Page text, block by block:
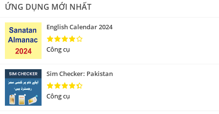
ỨNG DỤNG MỚI NHẤT
English Calendar 2024
Công cụ
Sim Checker: Pakistan
Công cụ